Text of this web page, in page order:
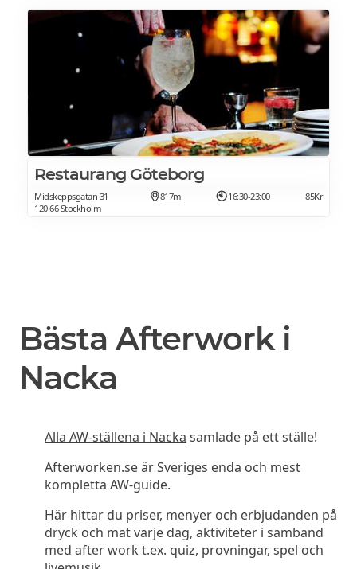
Restaurang Göteborg
Midskeppsgatan 31
120 66 Stockholm
817m 16:30-23:00 85Kr
Bästa Afterwork i
Nacka
Alla AW-ställena i Nacka samlade på ett ställe!
Afterworken.se är Sveriges enda och mest
kompletta AW-guide.
Här hittar du priser, menyer och erbjudanden på
dryck och mat varje dag, aktiviteter i samband
med after work t.ex. quiz, provningar, spel och